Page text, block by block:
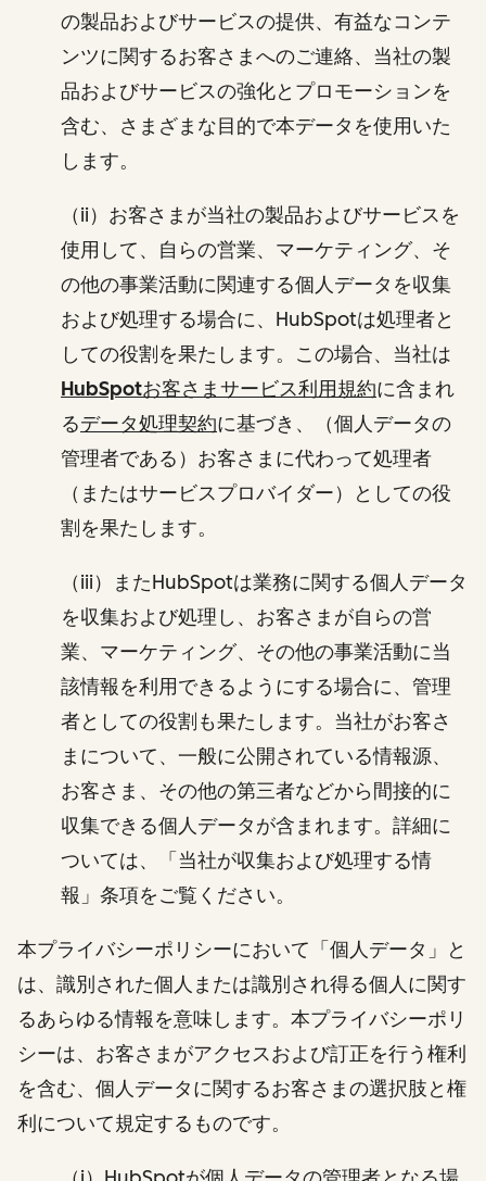
の製品およびサービスの提供、有益なコンテ
ンツに関するお客さまへのご連絡、当社の製
品およびサービスの強化とプロモーションを
含む、さまざまな目的で本データを使用いた
します。
（ii）お客さまが当社の製品およびサービスを
使用して、自らの営業、マーケティング、そ
の他の事業活動に関連する個人データを収集
および処理する場合に、HubSpotは処理者と
しての役割を果たします。この場合、当社は
HubSpotお客さまサービス利用規約に含まれ
るデータ処理契約に基づき、（個人データの
管理者である）お客さまに代わって処理者
（またはサービスプロバイダー）としての役
割を果たします。
（iii）またHubSpotは業務に関する個人データ
を収集および処理し、お客さまが自らの営
業、マーケティング、その他の事業活動に当
該情報を利用できるようにする場合に、管理
者としての役割も果たします。当社がお客さ
まについて、一般に公開されている情報源、
お客さま、その他の第三者などから間接的に
収集できる個人データが含まれます。詳細に
ついては、「当社が収集および処理する情
報」条項をご覧ください。
本プライバシーポリシーにおいて「個人データ」と
は、識別された個人または識別され得る個人に関す
るあらゆる情報を意味します。本プライバシーポリ
シーは、お客さまがアクセスおよび訂正を行う権利
を含む、個人データに関するお客さまの選択肢と権
利について規定するものです。